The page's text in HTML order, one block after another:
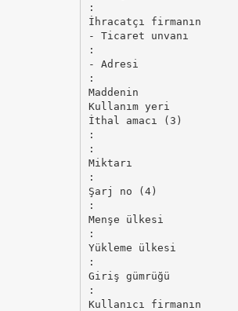
:
İhracatçı firmanın
- Ticaret unvanı
:
- Adresi
:
Maddenin
Kullanım yeri
İthal amacı (3)
:
:
Miktarı
:
Şarj no (4)
:
Menşe ülkesi
:
Yükleme ülkesi
:
Giriş gümrüğü
:
Kullanıcı firmanın